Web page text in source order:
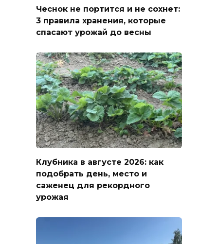
Чеснок не портится и не сохнет:
3 правила хранения, которые
спасают урожай до весны
Клубника в августе 2026: как
подобрать день, место и
саженец для рекордного
урожая